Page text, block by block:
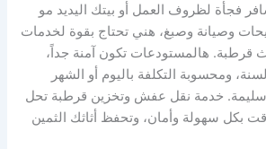
فجأة لظروف العمل أو بيتك اليديد مو
وصيانة وصبغ، هني تحتاج بقوة لخدمات
قرطبة. هالمستودعات تكون آمنة جداً،
ومحسوبة التكلفة باليوم أو الشهر
خدمة نقل عفش وتخزين قرطبة تحل
بكل سهولة وأمان، وتحفظ أثاثك الثمين